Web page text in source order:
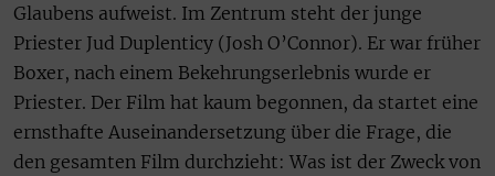
Glaubens aufweist. Im Zentrum steht der junge
Priester Jud Duplenticy (Josh O’Connor). Er war früher
Boxer, nach einem Bekehrungserlebnis wurde er
Priester. Der Film hat kaum begonnen, da startet eine
ernsthafte Auseinandersetzung über die Frage, die
den gesamten Film durchzieht: Was ist der Zweck von